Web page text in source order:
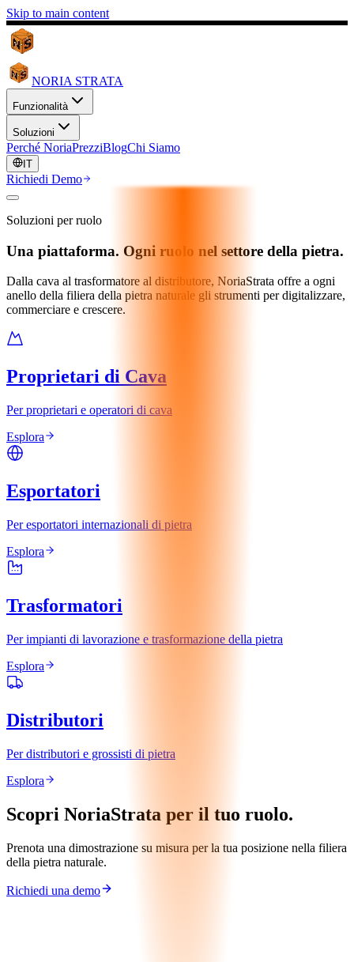
Skip to main content
NORIA STRATA
Funzionalità
Soluzioni
Perché NoriaPrezziBlogChi Siamo
IT
Richiedi Demo
Soluzioni per ruolo
Una piattaforma. Ogni ruolo nel settore della pietra.
Dalla cava al trasformatore al distributore, NoriaStrata offre a ogni
anello della filiera della pietra naturale gli strumenti per digitalizzare,
commerciare e crescere.
Proprietari di Cava
Per proprietari e operatori di cava
Esplora
Esportatori
Per esportatori internazionali di pietra
Esplora
Trasformatori
Per impianti di lavorazione e trasformazione della pietra
Esplora
Distributori
Per distributori e grossisti di pietra
Esplora
Scopri NoriaStrata per il tuo ruolo.
Prenota una dimostrazione su misura per la tua posizione nella filiera
della pietra naturale.
Richiedi una demo